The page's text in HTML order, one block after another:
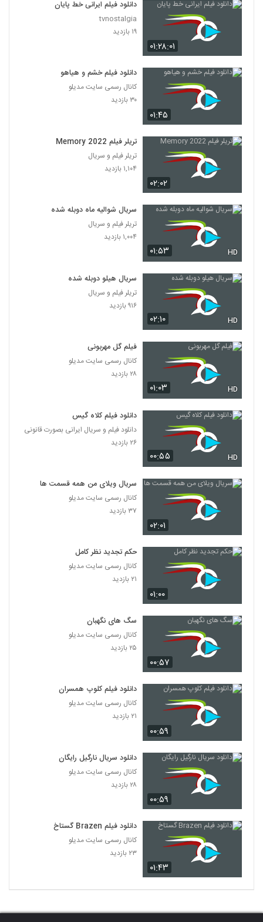
۰۱:۲۸:۰۱
دانلود فیلم ایرانی خط پایان
tvnostalgia
۱۹ بازدید
۰۱:۴۵
دانلود فیلم خشم و هیاهو
کانال رسمی سایت مدیلو
۳۰ بازدید
۰۲:۰۲
تریلر فیلم Memory 2022
تریلر فیلم و سریال
۱,۱۰۴ بازدید
۰۱:۵۳ HD
سریال شوالیه ماه دوبله شده
تریلر فیلم و سریال
۱,۰۰۴ بازدید
۰۲:۱۰ HD
سریال هیلو دوبله شده
تریلر فیلم و سریال
۹۱۶ بازدید
۰۱:۰۳ HD
فیلم گل مهربونی
کانال رسمی سایت مدیلو
۲۸ بازدید
۰۰:۵۵ HD
دانلود فیلم کلاه گیس
دانلود فیلم و سریال ایرانی بصورت قانونی
۲۶ بازدید
۰۲:۰۱
سریال ویلای من همه قسمت ها
کانال رسمی سایت مدیلو
۳۷ بازدید
۰۱:۰۰
حکم تجدید نظر کامل
کانال رسمی سایت مدیلو
۲۱ بازدید
۰۰:۵۷
سگ های نگهبان
کانال رسمی سایت مدیلو
۲۵ بازدید
۰۰:۵۹
دانلود فیلم کلوپ همسران
کانال رسمی سایت مدیلو
۲۱ بازدید
۰۰:۵۹
دانلود سریال نارگیل رایگان
کانال رسمی سایت مدیلو
۲۸ بازدید
۰۱:۴۳
دانلود فیلم Brazen گستاخ
کانال رسمی سایت مدیلو
۲۳ بازدید